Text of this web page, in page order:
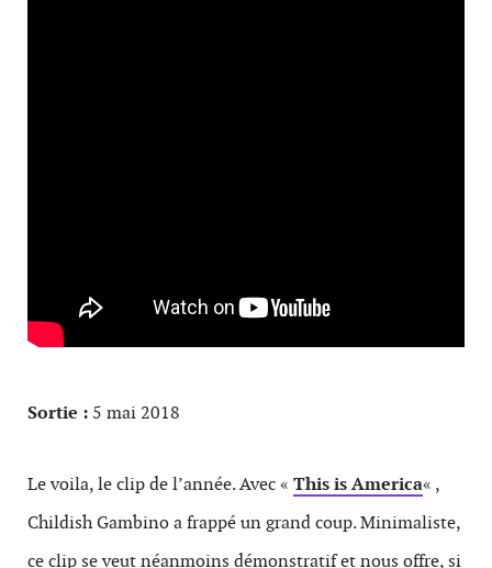
Sortie : 5 mai 2018
Le voila, le clip de l’année. Avec « This is America« ,
Childish Gambino a frappé un grand coup. Minimaliste,
ce clip se veut néanmoins démonstratif et nous offre, si